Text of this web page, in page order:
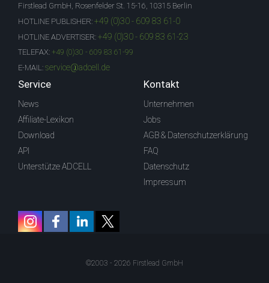
Firstlead GmbH, Rosenfelder St. 15-16, 10315 Berlin
HOTLINE PUBLISHER: +49 (0)30 - 609 83 61-0
HOTLINE ADVERTISER: +49 (0)30 - 609 83 61-23
TELEFAX: +49 (0)30 - 609 83 61-99
E-MAIL: service@adcell.de
Service
News
Affiliate-Lexikon
Download
API
Unterstütze ADCELL
Kontakt
Unternehmen
Jobs
AGB & Datenschutzerklärung
FAQ
Datenschutz
Impressum
©2003 - 2026 Firstlead GmbH